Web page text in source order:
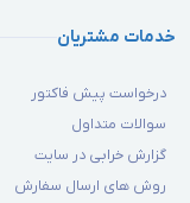
خدمات مشتریان
درخواست پیش فاکتور
سوالات متداول
گزارش خرابی در سایت
روش های ارسال سفارش